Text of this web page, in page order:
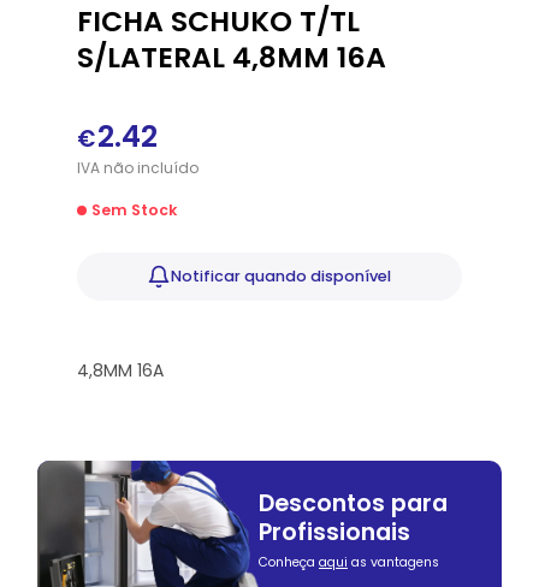
FICHA SCHUKO T/TL
S/LATERAL 4,8MM 16A
€2.42
IVAnãoincluído
Sem Stock
Notificarquando disponível
4,8MM 16A
Descontos para
Profissionais
Conheça aqui as vantagens